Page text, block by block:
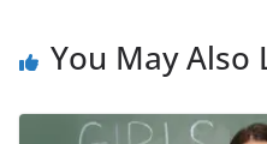
You May Also